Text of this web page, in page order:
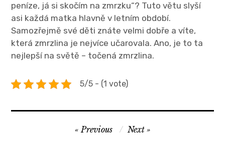
peníze, já si skočím na zmrzku“? Tuto větu slyší
asi každá matka hlavně v letním období.
Samozřejmě své děti znáte velmi dobře a víte,
která zmrzlina je nejvíce učarovala. Ano, je to ta
nejlepší na světě – točená zmrzlina.
5/5 - (1 vote)
Previous Next